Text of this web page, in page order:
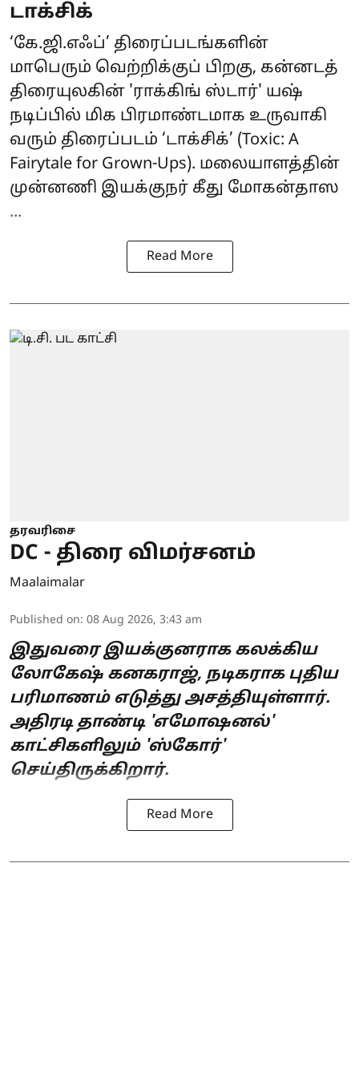
டாக்சிக்
‘கே.ஜி.எஃப்’ திரைப்படங்களின்
மாபெரும் வெற்றிக்குப் பிறகு, கன்னடத்
திரையுலகின் 'ராக்கிங் ஸ்டார்' யஷ்
நடிப்பில் மிக பிரமாண்டமாக உருவாகி
வரும் திரைப்படம் ‘டாக்சிக்’ (Toxic: A
Fairytale for Grown-Ups). மலையாளத்தின்
முன்னணி இயக்குநர் கீது மோகன்தாஸ
...
Read More
தரவரிசை
DC - திரை விமர்சனம்
Maalaimalar
Published on: 08 Aug 2026, 3:43 am
இதுவரை இயக்குனராக கலக்கிய
லோகேஷ் கனகராஜ், நடிகராக புதிய
பரிமாணம் எடுத்து அசத்தியுள்ளார்.
அதிரடி தாண்டி 'எமோஷனல்'
காட்சிகளிலும் 'ஸ்கோர்'
செய்திருக்கிறார்.
Read More